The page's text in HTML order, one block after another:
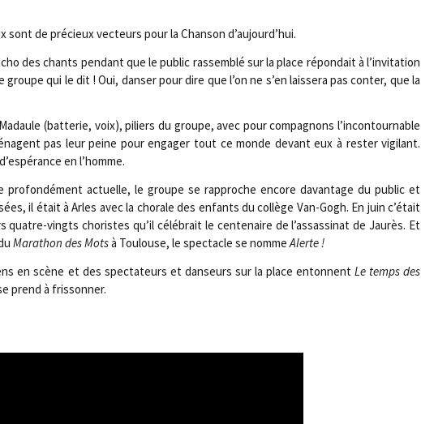
de pré­cieux vec­teurs pour la Chan­son d’aujourd’hui.
des chants pen­dant que le public ras­sem­blé sur la place répon­dait à l’invitation
groupe qui le dit ! Oui, dan­ser pour dire que l’on ne s’en lais­se­ra pas conter, que la
(bat­te­rie, voix), piliers du groupe, avec pour com­pa­gnons l’incontournable
pas leur peine pour enga­ger tout ce monde devant eux à res­ter vigi­lant.
en l’homme.
pro­fon­dé­ment actuelle, le groupe se rap­proche encore davan­tage du public et
il était à Arles avec la cho­rale des enfants du col­lège Van-Gogh. En juin c’était
vingts cho­ristes qu’il célé­brait le cen­te­naire de l’assassinat de Jau­rès. Et
Mara­thon des Motsà Tou­louse, le spec­tacle se nommeAlerte !
en scène et des spec­ta­teurs et dan­seurs sur la place entonnent Le temps des
prend à frissonner.